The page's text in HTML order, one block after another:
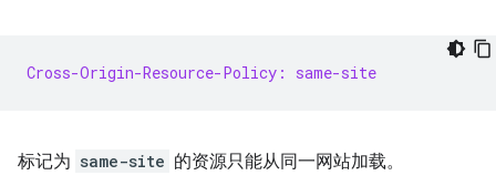
Cross-Origin-Resource-Policy: same-site
标记为 same-site 的资源只能从同一网站加载。